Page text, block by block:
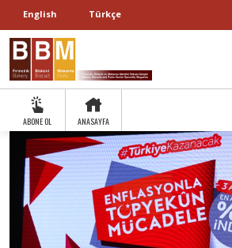
English Türkçe
ABONE OL ANASAYFA